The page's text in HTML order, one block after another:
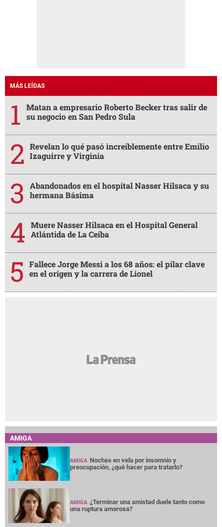
MÁS LEÍDAS
Matan a empresario Roberto Becker tras salir de
su negocio en San Pedro Sula
Revelan lo qué pasó increíblemente entre Emilio
Izaguirre y Virginia
Abandonados en el hospital Nasser Hilsaca y su
hermana Básima
Muere Nasser Hilsaca en el Hospital General
Atlántida de La Ceiba
Fallece Jorge Messi a los 68 años: el pilar clave
en el origen y la carrera de Lionel
AMIGA
AMIGA Noches en vela por insomnio y
preocupación, ¿qué hacer para tratarlo?
AMIGA ¿Terminar una amistad duele tanto como
una ruptura amorosa?